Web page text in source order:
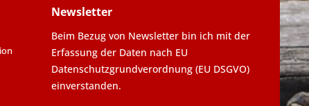
Newsletter
Beim Bezug von Newsletter bin ich mit der
Erfassung der Daten nach EU
Datenschutzgrundverordnung (EU DSGVO)
einverstanden.